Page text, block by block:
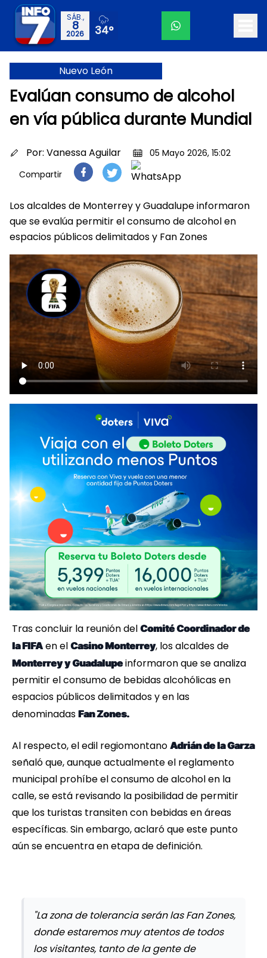
SÁB.,
8
2026 34°
Nuevo León
Evalúan consumo de alcohol
en vía pública durante Mundial
Por: Vanessa Aguilar
05 Mayo 2026, 15:02
Compartir
Los alcaldes de Monterrey y Guadalupe informaron
que se evalúa permitir el consumo de alcohol en
espacios públicos delimitados y Fan Zones
Tras concluir la reunión del Comité Coordinador de
la FIFAen el Casino Monterrey, los alcaldes de
Monterrey y Guadalupeinformaron que se analiza
permitir el consumo de bebidas alcohólicas en
espacios públicos delimitados y en las
denominadas Fan Zones.
Al respecto, el edil regiomontano Adrián de la Garza
señaló que, aunque actualmente el reglamento
municipal prohíbe el consumo de alcohol en la
calle, se está revisando la posibilidad de permitir
que los turistas transiten con bebidas en áreas
específicas. Sin embargo, aclaró que este punto
aún se encuentra en etapa de definición.
"La zona de tolerancia serán las Fan Zones,
donde estaremos muy atentos de todos
los visitantes, tanto de la gente de